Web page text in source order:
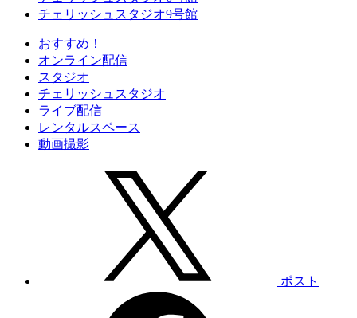
チェリッシュスタジオ9号館
おすすめ！
オンライン配信
スタジオ
チェリッシュスタジオ
ライブ配信
レンタルスペース
動画撮影
ポスト